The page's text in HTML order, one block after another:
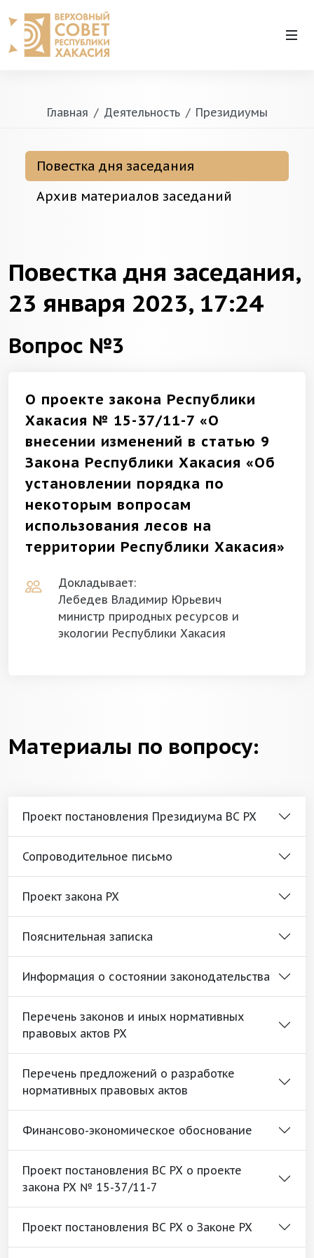
Главная Деятельность Президиумы
Повестка дня заседания
Архив материалов заседаний
Повестка дня заседания,
23 января 2023, 17:24
Вопрос №3
О проекте закона Республики
Хакасия № 15-37/11-7 «О
внесении изменений в статью 9
Закона Республики Хакасия «Об
установлении порядка по
некоторым вопросам
использования лесов на
территории Республики Хакасия»
Докладывает:
Лебедев Владимир Юрьевич
министр природных ресурсов и
экологии Республики Хакасия
Материалы по вопросу:
Проект постановления Президиума ВС РХ
Сопроводительное письмо
Проект закона РХ
Пояснительная записка
Информация о состоянии законодательства
Перечень законов и иных нормативных
правовых актов РХ
Перечень предложений о разработке
нормативных правовых актов
Финансово-экономическое обоснование
Проект постановления ВС РХ о проекте
закона РХ № 15-37/11-7
Проект постановления ВС РХ о Законе РХ